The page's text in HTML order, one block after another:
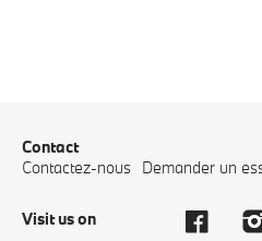
Contact
Contactez-nous Demander un
Visit us on